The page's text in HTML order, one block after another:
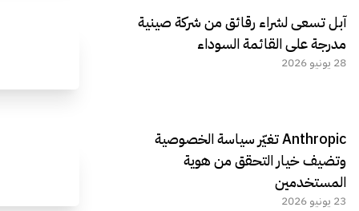
آبل تسعى لشراء رقائق من شركة صينية
مدرجة على القائمة السوداء
28 يونيو 2026
Anthropic تغيّر سياسة الخصوصية
وتضيف خيار التحقق من هوية
المستخدمين
23 يونيو 2026